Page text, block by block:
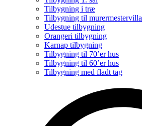
Tilbygning i træ
Tilbygning til murermestervilla
Udestue tilbygning
Orangeri tilbygning
Karnap tilbygning
Tilbygning til 70’er hus
Tilbygning til 60’er hus
Tilbygning med fladt tag